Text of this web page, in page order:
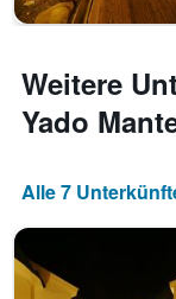
Weitere
Yado
Alle 7